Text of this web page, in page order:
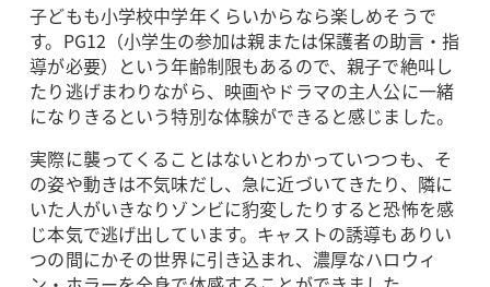
子どもも小学校中学年くらいからなら楽しめそうで
す。PG12（小学生の参加は親または保護者の助言・指
導が必要）という年齢制限もあるので、親子で絶叫し
たり逃げまわりながら、映画やドラマの主人公に一緒
になりきるという特別な体験ができると感じました。
実際に襲ってくることはないとわかっていつつも、そ
の姿や動きは不気味だし、急に近づいてきたり、隣に
いた人がいきなりゾンビに豹変したりすると恐怖を感
じ本気で逃げ出しています。キャストの誘導もありい
つの間にかその世界に引き込まれ、濃厚なハロウィ